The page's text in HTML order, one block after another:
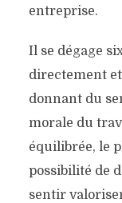
entreprise.
Il se dégage
directement
donnant du
morale du
équilibrée, le
possibilité de
sentir